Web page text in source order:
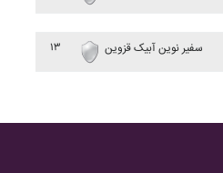
۱۳ سفير نوين آبيک قزوين